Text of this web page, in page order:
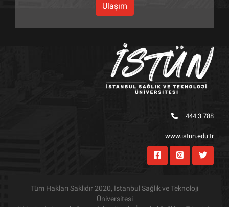
Ulaşım
444 3 788
www.istun.edu.tr
Tüm Hakları Saklıdır 2020, İstanbul Sağlık ve Teknoloji
Üniversitesi